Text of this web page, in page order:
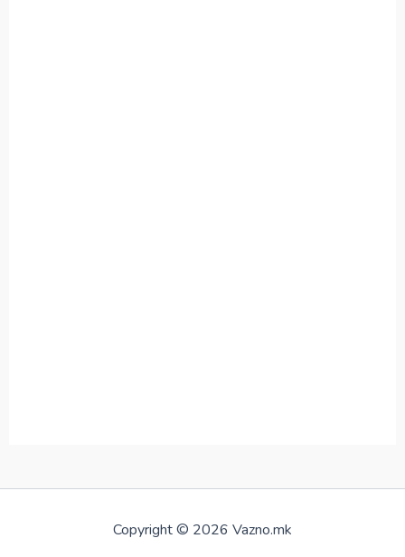
Copyright © 2026 Vazno.mk